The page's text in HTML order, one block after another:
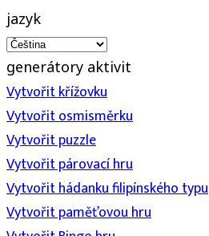
jazyk
generátory aktivit
Vytvořit křížovku
Vytvořit osmisměrku
Vytvořit puzzle
Vytvořit párovací hru
Vytvořit hádanku filipínského typu
Vytvořit paměťovou hru